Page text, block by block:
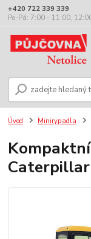
+420 722 339 339
Po-Pá: 7:00 - 11:00,
Úvod Minirypadla
Caterpillar